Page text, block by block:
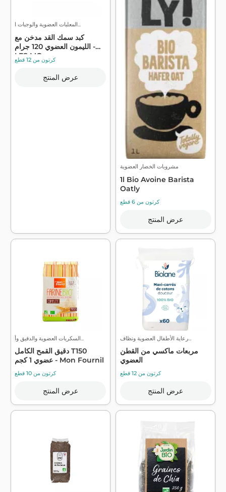
المعلبات العضوية والوجبات ا...
كبد سمك القد مدخن مع
الليمون العضوي 120 جرام -
LES MO...كرتون من 12 قطع
عرض المنتج
مشروبات الخضار العضوية
1l Bio Avoine Barista
Oatly
كرتون من 6 قطع
عرض المنتج
دقيق القمح الكامل T150
عضوي 1 كجم - Mon Fournil
كرتون من 10 قطع
عرض المنتج
رعاية الأطفال العضوية ونظاف...
مربعات ماكسي من القطن
العضوي
كرتون من 12 قطع
عرض المنتج